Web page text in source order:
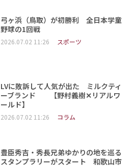
弓ヶ浜（鳥取）が初勝利 全日本学童
野球の1回戦
2026.07.02 11:26 スポーツ
LVに敗訴して人気が出た ミルクティ
ーブランド 【野村義樹✕リアルワ
ールド】
2026.07.02 11:26 コラム
豊臣秀吉・秀長兄弟ゆかりの地を巡る
スタンプラリーがスタート 和歌山市